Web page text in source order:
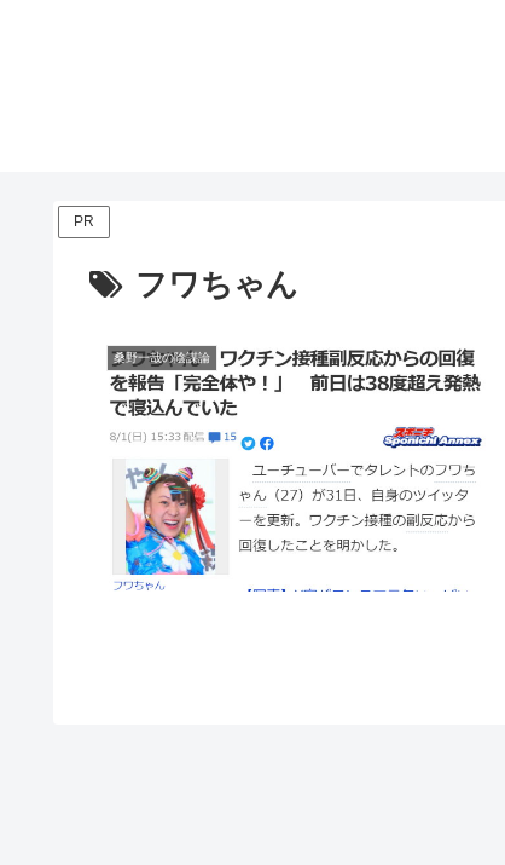
PR
フワちゃん
桑野一哉の陰謀論